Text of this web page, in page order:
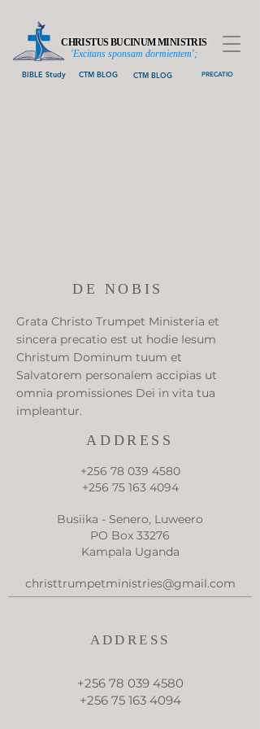
CHRISTUS BUCINUM MINISTRIS
'Excitans sponsam dormientem';
PRECATIO
BIBLE Study CTM BLOG
CTM BLOG
DE NOBIS
Grata Christo Trumpet Ministeria et
sincera precatio est ut hodie Iesum
Christum Dominum tuum et
Salvatorem personalem accipias ut
omnia promissiones Dei in vita tua
impleantur.
ADDRESS
+256 78 039 4580
+256 75 163 4094
Busiika - Senero, Luweero
PO Box 33276
Kampala Uganda
christtrumpetministries@gmail.com
+256 78 039 4580
+256 75 163 4094
ADDRESS